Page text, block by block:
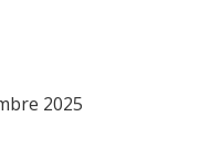
2025